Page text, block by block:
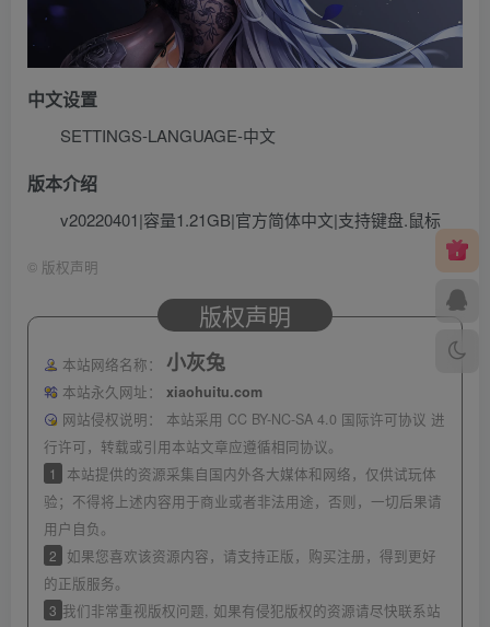
中文设置
SETTINGS-LANGUAGE-中文
版本介绍
v20220401|容量1.21GB|官方简体中文|支持键盘.鼠标
© 版权声明
版权声明
本站网络名称： 小灰兔
本站永久网址：
xiaohuitu.com
网站侵权说明：
本站采用 CC BY-NC-SA 4.0 国际许可协议 进
行许可，转载或引用本站文章应遵循相同协议。
1
本站提供的资源采集自国内外各大媒体和网络，仅供试玩体
验；不得将上述内容用于商业或者非法用途，否则，一切后果请
用户自负。
2
如果您喜欢该资源内容，请支持正版，购买注册，得到更好
的正版服务。
3 我们非常重视版权问题, 如果有侵犯版权的资源请尽快联系站